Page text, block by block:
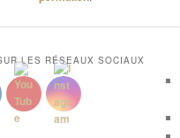
LES RÉSEAUX SOCIAUX